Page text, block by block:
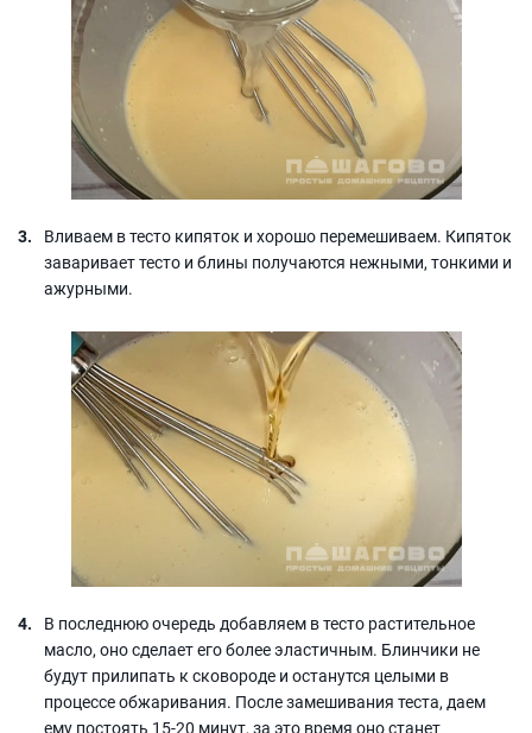
Вливаем в тесто кипяток и хорошо перемешиваем. Кипяток
заваривает тесто и блины получаются нежными, тонкими и
ажурными.
В последнюю очередь добавляем в тесто растительное
масло, оно сделает его более эластичным. Блинчики не
будут прилипать к сковороде и останутся целыми в
процессе обжаривания. После замешивания теста, даем
ему постоять 15-20 минут, за это время оно станет